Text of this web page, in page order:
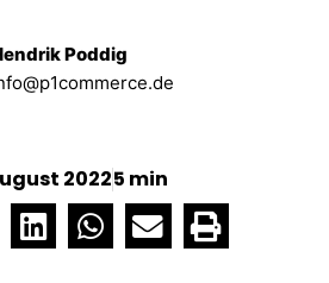
Poddig
20225 min